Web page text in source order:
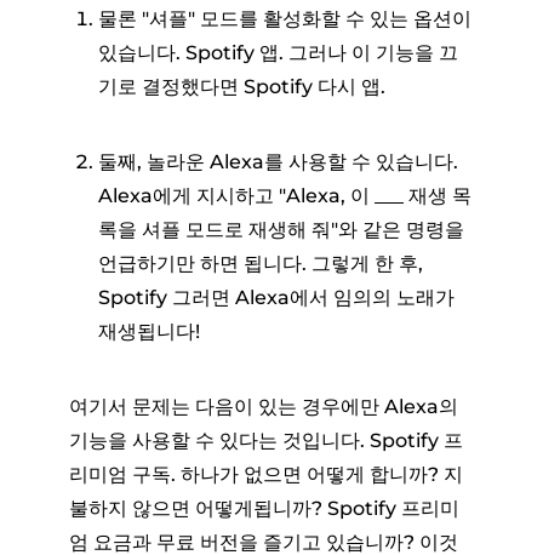
물론 "셔플" 모드를 활성화할 수 있는 옵션이
있습니다. Spotify 앱. 그러나 이 기능을 끄
기로 결정했다면 Spotify 다시 앱.
둘째, 놀라운 Alexa를 사용할 수 있습니다.
Alexa에게 지시하고 "Alexa, 이 ___ 재생 목
록을 셔플 모드로 재생해 줘"와 같은 명령을
언급하기만 하면 됩니다. 그렇게 한 후,
Spotify 그러면 Alexa에서 임의의 노래가
재생됩니다!
여기서 문제는 다음이 있는 경우에만 Alexa의
기능을 사용할 수 있다는 것입니다. Spotify 프
리미엄 구독. 하나가 없으면 어떻게 합니까? 지
불하지 않으면 어떻게됩니까? Spotify 프리미
엄 요금과 무료 버전을 즐기고 있습니까? 이것